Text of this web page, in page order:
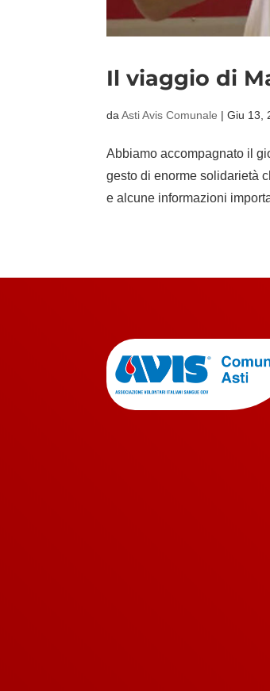
Il viaggio di
daAsti Avis Comunale |Giu 13,
Abbiamo accompagnato il
gesto di enorme solidarietà
e alcune informazioni